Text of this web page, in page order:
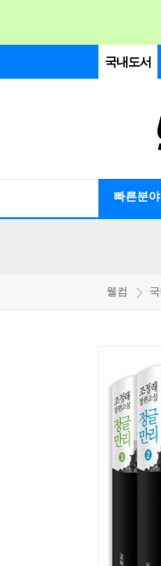
국내도서
빠른분야
웰컴